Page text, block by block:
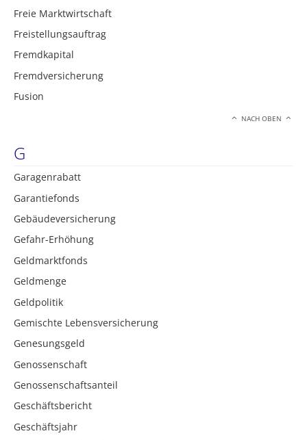
Freie Marktwirtschaft
Freistellungsauftrag
Fremdkapital
Fremdversicherung
Fusion
NACH OBEN
G
Garagenrabatt
Garantiefonds
Gebäudeversicherung
Gefahr-Erhöhung
Geldmarktfonds
Geldmenge
Geldpolitik
Gemischte Lebensversicherung
Genesungsgeld
Genossenschaft
Genossenschaftsanteil
Geschäftsbericht
Geschäftsjahr